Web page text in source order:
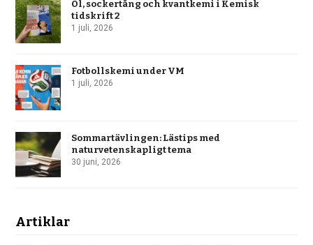
Öl, sockertång och kvantkemi i Kemisk
tidskrift 2
1 juli, 2026
Fotbollskemi under VM
1 juli, 2026
Sommartävlingen: Lästips med
naturvetenskapligt tema
30 juni, 2026
Artiklar